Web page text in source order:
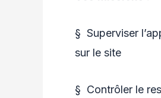
§ Superviser
sur le site
§ Contrôler le